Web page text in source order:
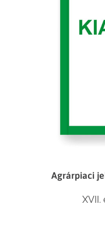
Agrárpiaci
XVII.